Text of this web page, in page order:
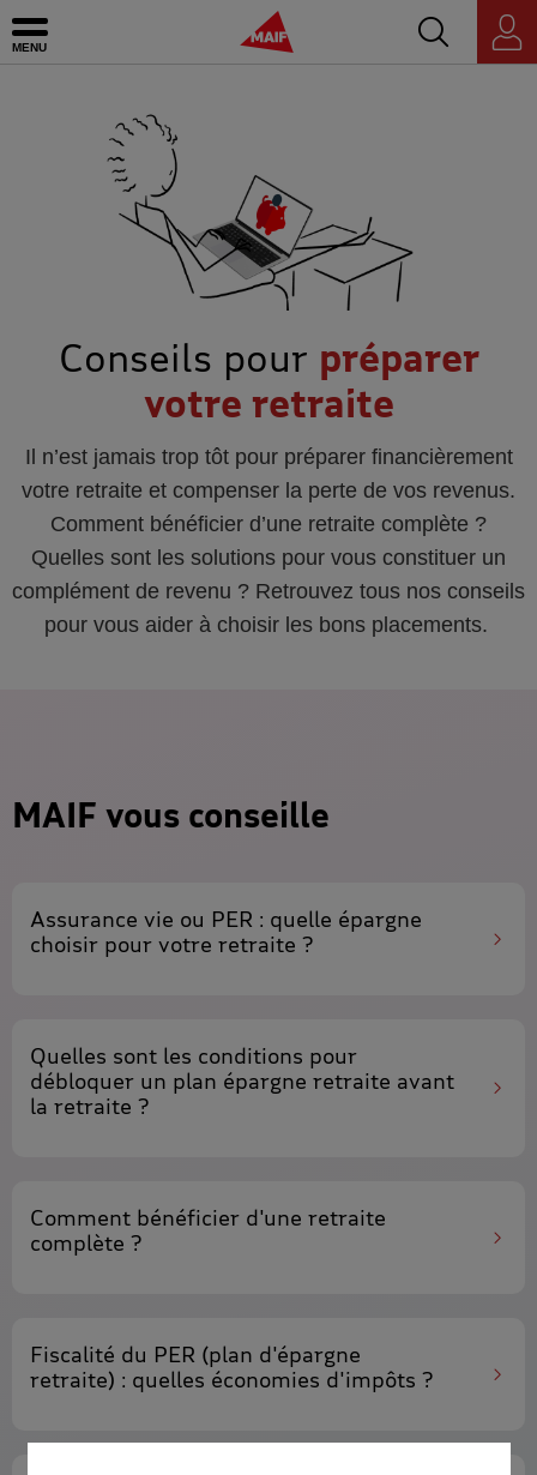
Ouvrir le menu MAIF - Allez à l'accueil de maif.fr
Accédez au
Espace
personnel
Conseils pour préparer
votre retraite
Il n’est jamais trop tôt pour préparer financièrement
votre retraite et compenser la perte de vos revenus.
Comment bénéficier d’une retraite complète ?
Quelles sont les solutions pour vous constituer un
complément de revenu ? Retrouvez tous nos conseils
pour vous aider à choisir les bons placements.
MAIF vous conseille
Assurance vie ou PER : quelle épargne
choisir pour votre retraite ?
Quelles sont les conditions pour
débloquer un plan épargne retraite avant
la retraite ?
Comment bénéficier d'une retraite
complète ?
Fiscalité du PER (plan d'épargne
retraite) : quelles économies d'impôts ?